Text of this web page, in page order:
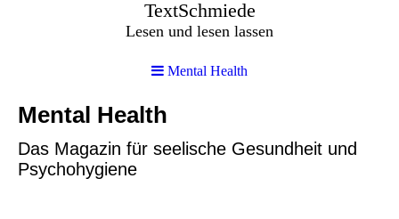
TextSchmiede
Lesen und lesen lassen
Mental Health
Mental Health
Das Magazin für seelische Gesundheit und
Psychohygiene